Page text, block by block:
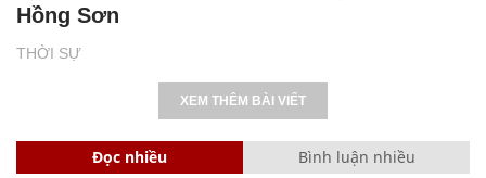
THỜI SỰ
Hồng Sơn
XEM THÊM BÀI VIẾT
Đọc nhiều Bình luận nhiều